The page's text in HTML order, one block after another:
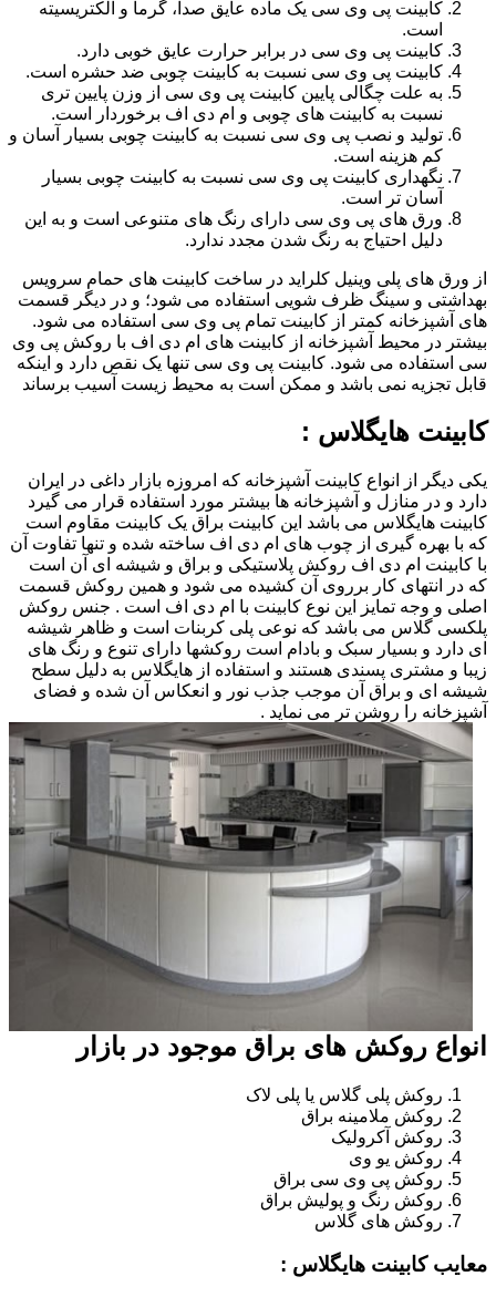
کابینت پی وی سی یک ماده عایق صدا، گرما و الکتریسیته
است.
کابینت پی وی سی در برابر حرارت عایق خوبی دارد.
کابینت پی وی سی نسبت به کابینت چوبی ضد حشره است.
به علت چگالی پایین کابینت پی وی سی از وزن پایین تری
نسبت به کابینت های چوبی و ام دی اف برخوردار است.
تولید و نصب پی وی سی نسبت به کابینت چوبی بسیار آسان و
کم هزینه است.
نگهداری کابینت پی وی سی نسبت به کابینت چوبی بسیار
آسان تر است.
ورق های پی وی سی دارای رنگ های متنوعی است و به این
دلیل احتیاج به رنگ شدن مجدد ندارد.
از ورق های پلی وینیل کلراید در ساخت کابینت های حمام سرویس
بهداشتی و سینگ ظرف شویی استفاده می شود؛ و در دیگر قسمت
های آشپزخانه کمتر از کابینت تمام پی وی سی استفاده می شود.
بیشتر در محیط آشپزخانه از کابینت های ام دی اف با روکش پی وی
سی استفاده می شود. کابینت پی وی سی تنها یک نقص دارد و اینکه
قابل تجزیه نمی باشد و ممکن است به محیط زیست آسیب برساند
کابینت هایگلاس :
یکی دیگر از انواع کابینت آشپزخانه که امروزه بازار داغی در ایران
دارد و در منازل و آشپزخانه ها بیشتر مورد استفاده قرار می گیرد
کابینت هایگلاس می باشد این کابینت براق یک کابینت مقاوم است
که با بهره گیری از چوب های ام دی اف ساخته شده و تنها تفاوت آن
با کابینت ام دی اف روکش پلاستیکی و براق و شیشه ای آن است
که در انتهای کار برروی آن کشیده می شود و همین روکش قسمت
اصلی و وجه تمایز این نوع کابینت با ام دی اف است . جنس روکش
پلکسی گلاس می باشد که نوعی پلی کربنات است و ظاهر شیشه
ای دارد و بسیار سبک و بادام است روکشها دارای تنوع و رنگ های
زیبا و مشتری پسندی هستند و استفاده از هایگلاس به دلیل سطح
شیشه ای و براق آن موجب جذب نور و انعکاس آن شده و فضای
آشپزخانه را روشن تر می نماید .
انواع روکش های براق موجود در بازار
روکش پلی گلاس یا پلی لاک
روکش ملامینه براق
روکش آکرولیک
روکش یو وی
روکش پی وی سی براق
روکش رنگ و پولیش براق
روکش های گلاس
معایب کابینت هایگلاس :